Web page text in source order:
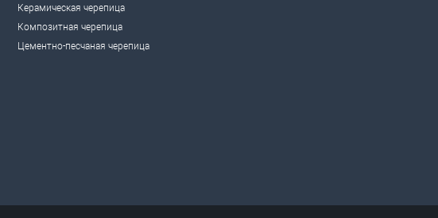
Керамическая черепица
Композитная черепица
Цементно-песчаная черепица